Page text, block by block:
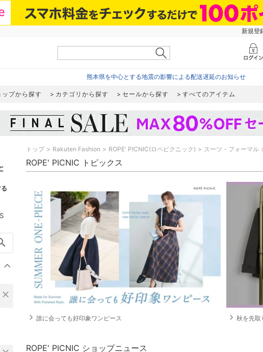
新規登
熊本県を中心とする地震の影響による配送遅延のお知らせ
ップから探す カテゴリから探す セールから探す すべてのアイテム
close
トップ Rakuten Fashion ROPE' PICNIC(ロペピクニック) スーツ・フォーマル
ROPE' PICNIC トピックス
navigate_next 誰に会っても好印象ワンピース navigate_next 秋を先取
ROPE' PICNIC ショップニュース